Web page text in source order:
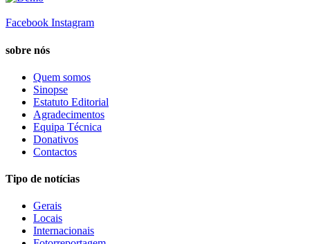
Facebook Instagram
sobre nós
Quem somos
Sinopse
Estatuto Editorial
Agradecimentos
Equipa Técnica
Donativos
Contactos
Tipo de notícias
Gerais
Locais
Internacionais